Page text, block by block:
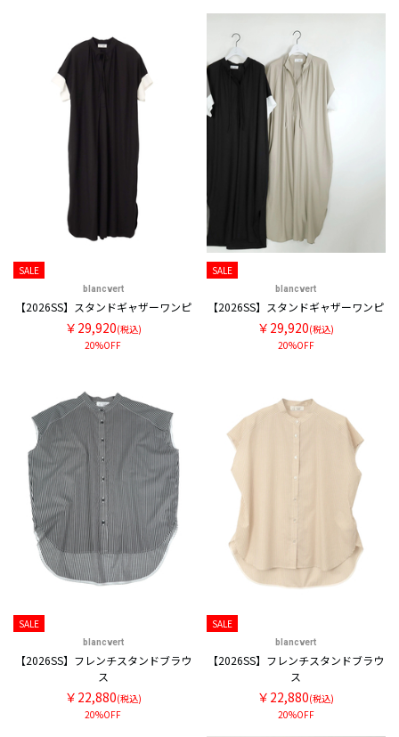
SALE
blancvert
【2026SS】スタンドギャザーワンピ
￥29,920(税込)
20%OFF
SALE
blancvert
【2026SS】スタンドギャザーワンピ
￥29,920(税込)
20%OFF
SALE
blancvert
【2026SS】フレンチスタンドブラウ
ス
￥22,880(税込)
20%OFF
SALE
blancvert
【2026SS】フレンチスタンドブラウ
ス
￥22,880(税込)
20%OFF